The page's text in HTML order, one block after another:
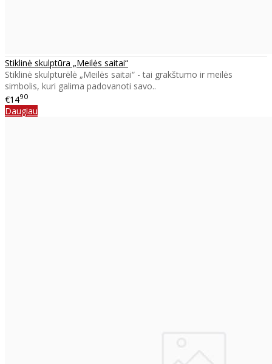
Stiklinė skulptūra „Meilės saitai“
Stiklinė skulpturėlė „Meilės saitai“ - tai grakštumo ir meilės
simbolis, kuri galima padovanoti savo..
€1490
Daugiau